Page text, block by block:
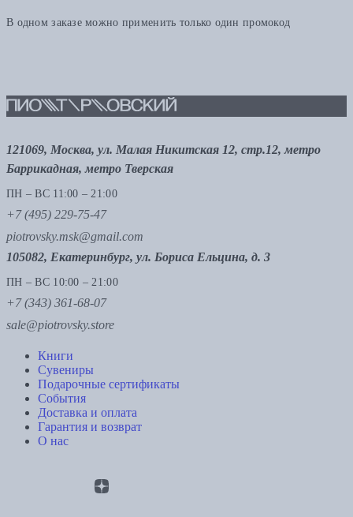
В одном заказе можно применить только один промокод
121069, Москва, ул. Малая Никитская 12, стр.12, метро
Баррикадная, метро Тверская
ПН – ВС 11:00 – 21:00
+7 (495) 229-75-47
piotrovsky.msk@gmail.com
105082, Екатеринбург, ул. Бориса Ельцина, д. 3
ПН – ВС 10:00 – 21:00
+7 (343) 361-68-07
sale@piotrovsky.store
Книги
Сувениры
Подарочные сертификаты
События
Доставка и оплата
Гарантия и возврат
О нас